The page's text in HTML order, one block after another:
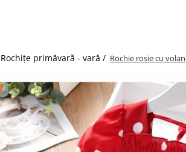
Rochițe primăvară - vară / Rochie rosie cu